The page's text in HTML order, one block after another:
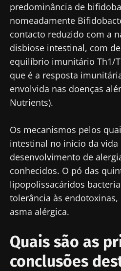
predominância de
nomeadamente
contacto reduzido com a
disbiose intestinal, com
equilíbrio imunitário Th1/
que é a resposta
envolvida nas doenças
Nutrients).
Os mecanismos pelos
intestinal no início da vida
desenvolvimento de
conhecidos. O pó das
lipopolissacáridos
tolerância às
asma alérgica.
Quais são as
conclusões